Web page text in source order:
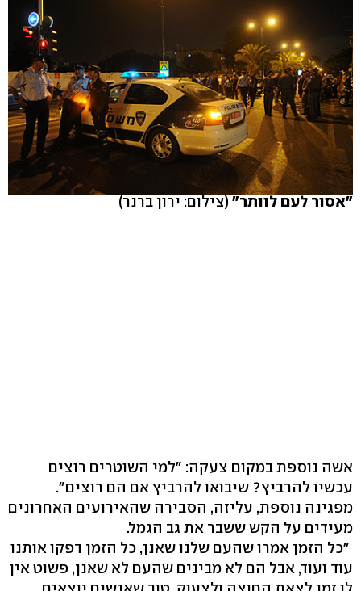
"אסור לעם לוותר" (צילום: ירון ברנר)
אשה נוספת במקום צעקה: "למי השוטרים רוצים
עכשיו להרביץ? שיבואו להרביץ אם הם רוצים".
מפגינה נוספת, עליזה, הסבירה שהאירועים האחרונים
מעידים על הקש ששבר את גב הגמל.
"כל הזמן אמרו שהעם שלנו שאנן, כל הזמן דפקו אותנו
עוד ועוד, אבל הם לא מבינים שהעם לא שאנן, פשוט אין